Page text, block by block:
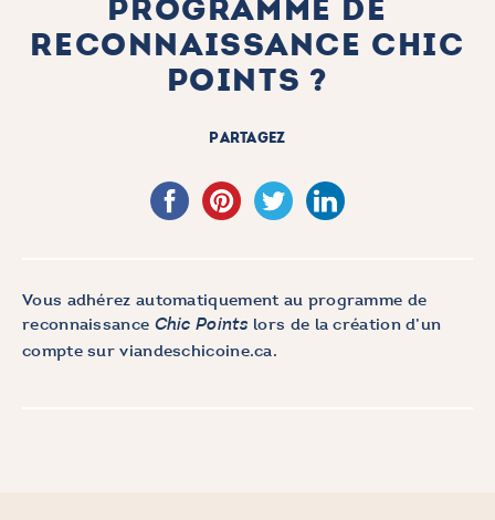
PROGRAMME DE
RECONNAISSANCE CHIC
POINTS ?
PARTAGEZ
Vous adhérez automatiquement au programme de
reconnaissance Chic Points lors de la création d’un
compte surviandeschicoine.ca.